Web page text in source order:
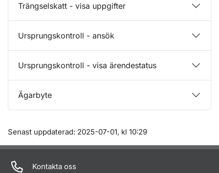
Trängselskatt - visa uppgifter
Ursprungskontroll - ansök
Ursprungskontroll - visa ärendestatus
Ägarbyte
Om sidan
Senast uppdaterad: 2025-07-01, kl 10:29
Kontakta oss